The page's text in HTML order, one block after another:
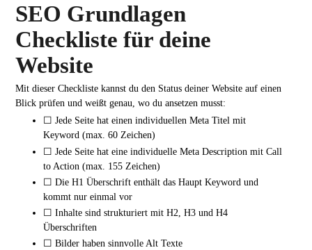
SEO Grundlagen
Checkliste für deine
Website
Mit dieser Checkliste kannst du den Status deiner Website auf einen
Blick prüfen und weißt genau, wo du ansetzen musst:
☐ Jede Seite hat einen individuellen Meta Titel mit
Keyword (max. 60 Zeichen)
☐ Jede Seite hat eine individuelle Meta Description mit Call
to Action (max. 155 Zeichen)
☐ Die H1 Überschrift enthält das Haupt Keyword und
kommt nur einmal vor
☐ Inhalte sind strukturiert mit H2, H3 und H4
Überschriften
☐ Bilder haben sinnvolle Alt Texte